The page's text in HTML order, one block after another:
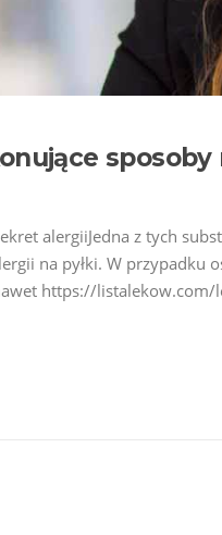
alergiiJedna z tych
na pyłki. W
https://